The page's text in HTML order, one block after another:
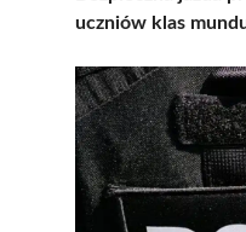
uczniów klas